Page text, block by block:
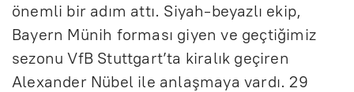
önemli bir adım attı. Siyah-beyazlı ekip,
Bayern Münih forması giyen ve geçtiğimiz
sezonu VfB Stuttgart’ta kiralık geçiren
Alexander Nübel ile anlaşmaya vardı. 29